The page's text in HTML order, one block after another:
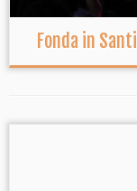
Fonda in